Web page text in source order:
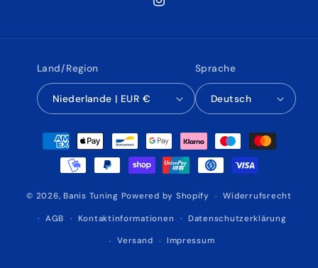
Instagram
Land/Region
Niederlande | EUR €
Sprache
Deutsch
Zahlungsmethoden
© 2026,Banis Tuning Powered by Shopify Widerrufsrecht
AGB Kontaktinformationen Datenschutzerklärung
Versand Impressum